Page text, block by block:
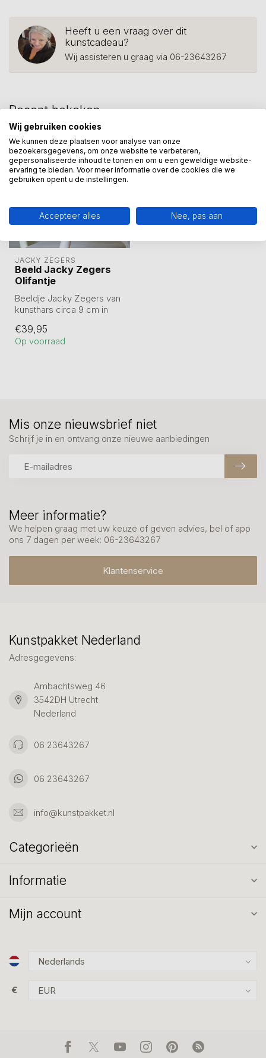
Heeft u een vraag over dit
kunstcadeau?
Wij assisteren u graag via 06-23643267
Recent bekeken
JACKY ZEGERS
Beeld Jacky Zegers
Olifantje
Beeldje Jacky Zegers van
kunsthars circa 9 cm in
€39,95
Op voorraad
Meer informatie?
We helpen graag met uw keuze of geven advies, bel of app
ons 7 dagen per week: 06-23643267
Klantenservice
Mis onze nieuwsbrief niet
Schrijf je in en ontvang onze nieuwe aanbiedingen
Kunstpakket Nederland
Adresgegevens:
Ambachtsweg 46
3542DH Utrecht
Nederland
06 23643267
06 23643267
info@kunstpakket.nl
Categorieën
Informatie
Mijn account
€
Wij gebruiken cookies
We kunnen deze plaatsen voor analyse van onze
bezoekersgegevens, om onze website te verbeteren,
gepersonaliseerde inhoud te tonen en om u een geweldige website-
ervaring te bieden. Voor meer informatie over de cookies die we
gebruiken opent u de instellingen.
Accepteer alles Nee, pas aan